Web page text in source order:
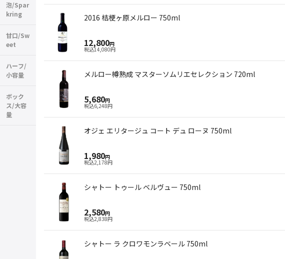
泡/Spar
kring
甘口/Sw
eet
ハーフ/
小容量
ボック
ス/大容
量
2016 桔梗ヶ原メルロー 750ml
12,800円
税込14,080円
メルロー樽熟成 マスターソムリエセレクション 720ml
5,680円
税込6,248円
オジェ エリタージュ コート デュ ローヌ 750ml
1,980円
税込2,178円
シャトー トゥール ベルヴュー 750ml
2,580円
税込2,838円
シャトー ラ クロワモンラベール 750ml